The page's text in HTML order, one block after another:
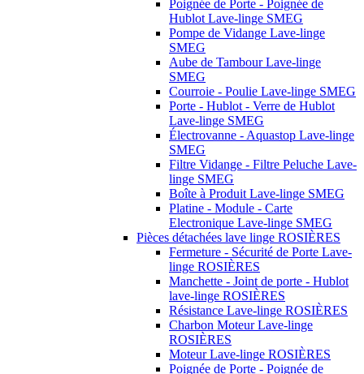
Poignée de Porte - Poignée de
Hublot Lave-linge SMEG
Pompe de Vidange Lave-linge
SMEG
Aube de Tambour Lave-linge
SMEG
Courroie - Poulie Lave-linge SMEG
Porte - Hublot - Verre de Hublot
Lave-linge SMEG
Électrovanne - Aquastop Lave-linge
SMEG
Filtre Vidange - Filtre Peluche Lave-
linge SMEG
Boîte à Produit Lave-linge SMEG
Platine - Module - Carte
Electronique Lave-linge SMEG
Pièces détachées lave linge ROSIÈRES
Fermeture - Sécurité de Porte Lave-
linge ROSIÈRES
Manchette - Joint de porte - Hublot
lave-linge ROSIÈRES
Résistance Lave-linge ROSIÈRES
Charbon Moteur Lave-linge
ROSIÈRES
Moteur Lave-linge ROSIÈRES
Poignée de Porte - Poignée de